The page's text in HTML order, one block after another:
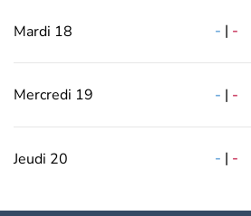
Mardi 18 - | -
Mercredi 19 - | -
Jeudi 20 - | -